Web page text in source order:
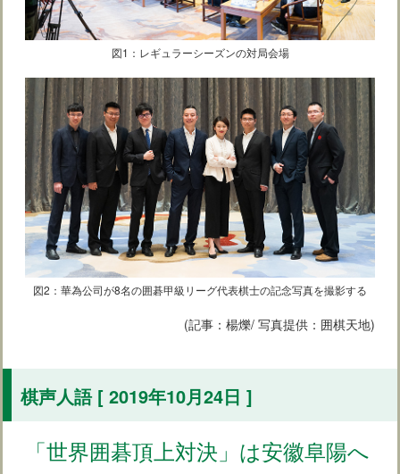
図1：レギュラーシーズンの対局会場
図2：華為公司が8名の囲碁甲級リーグ代表棋士の記念写真を撮影する
(記事：楊爍/ 写真提供：囲棋天地)
棋声人語 [ 2019年10月24日 ]
「世界囲碁頂上対決」は安徽阜陽へ